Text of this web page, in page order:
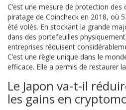
C’est une mesure de protection
piratage de Coincheck en 2018, où
été volés. En stockant la grande
dans des portefeuilles
entreprises réduisent
C’est une règle unique dans le
efficace. Elle a permis de restaurer
Le Japon va-t-il
les gains en